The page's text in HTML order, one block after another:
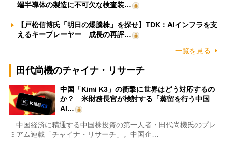
端半導体の製造に不可欠な検査装…
【戸松信博氏「明日の爆騰株」を探せ】TDK：AIインフラを支
えるキープレーヤー 成長の再評…
一覧を見る
田代尚機のチャイナ・リサーチ
中国「Kimi K3」の衝撃に世界はどう対応するの
か？ 米財務長官が検討する「蒸留を行う中国
AI…
中国経済に精通する中国株投資の第一人者・田代尚機氏のプレ
ミアム連載「チャイナ・リサーチ」。中国企…